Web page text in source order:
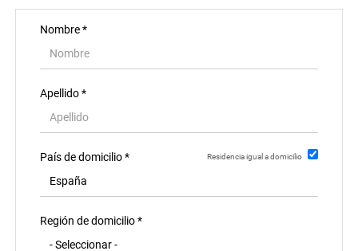
FR
IT
DE
ES
Nombre *
Apellido *
País de domicilio * Residencia igual a domicilio
Región de domicilio *